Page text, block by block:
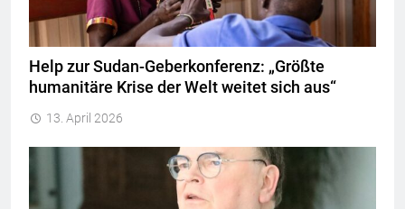
Help zur Sudan-Geberkonferenz: „Größte
humanitäre Krise der Welt weitet sich aus“
13. April 2026